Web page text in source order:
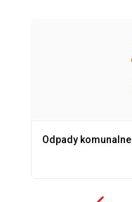
Odpady komunalne